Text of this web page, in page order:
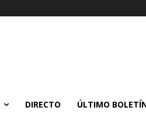
DIRECTO ÚLTIMO